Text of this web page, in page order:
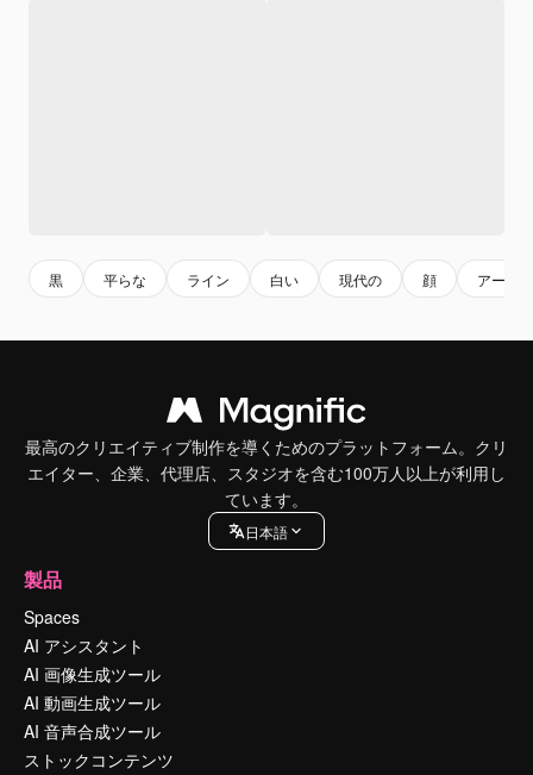
黒 平らな ライン 白い 現代の 顔 アート
最高のクリエイティブ制作を導くためのプラットフォーム。クリ
エイター、企業、代理店、スタジオを含む100万人以上が利用し
ています。
日本語
製品
Spaces
AI アシスタント
AI 画像生成ツール
AI 動画生成ツール
AI 音声合成ツール
ストックコンテンツ